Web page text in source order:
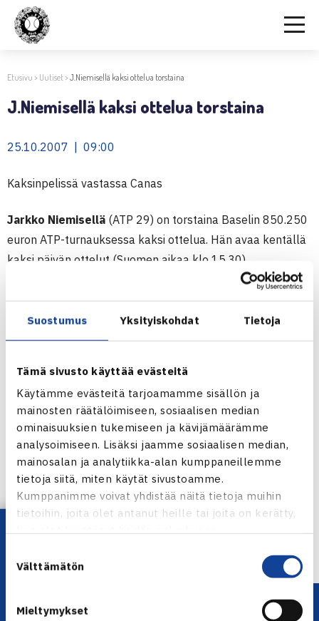
Suostumus Yksityiskohdat Tietoja
Tämä sivusto käyttää evästeitä
Käytämme evästeitä tarjoamamme sisällön ja
mainosten räätälöimiseen, sosiaalisen median
ominaisuuksien tukemiseen ja kävijämäärämme
analysoimiseen. Lisäksi jaamme sosiaalisen median,
mainosalan ja analytiikka-alan kumppaneillemme
tietoja siitä, miten käytät sivustoamme.
Kumppanimme voivat yhdistää näitä tietoja muihin
tietoihin, joita olet antanut heille tai joita on kerätty,
valinta
Välttämätön
Mieltymykset
Etusivu > Uutiset>J.Niemisellä kaksi ottelua torstaina
J.Niemisellä kaksi ottelua torstaina
25.10.2007 | 09:00
Kaksinpelissä vastassa Canas
Jarkko Niemisellä (ATP 29) on torstaina Baselin 850.250
euron ATP-turnauksessa kaksi ottelua. Hän avaa kentällä
kaksi päivän ottelut (Suomen aikaa klo 15.30)
kohtaamalla kaksinpelin toisella kierroksella Argentiinan
Guillermo Canasin (ATP 12). Tämä on miesten
ensimmäinen kohtaaminen.
Nelinpelissä päivän viimeisenä otteluna Robert Lindstedt
James Blaken ja Bahaman Mark Knowlesin.(RN)
Baselin ATP-turnaus
Jaa:
← Edellinen
Seuraava uutinen: Suomalaiselle tappio
Lataa OmaTennis!